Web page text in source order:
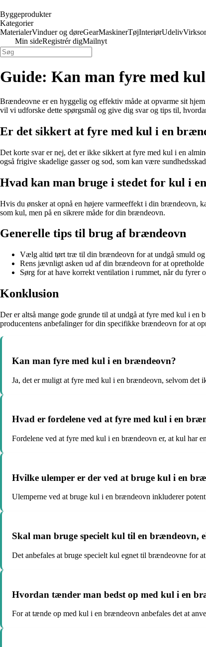
Byggeprodukter
Kategorier
MaterialerVinduer og døreGearMaskinerTøjInteriørUdeliv
Min sideRegistrér digMailnyt
Guide: Kan man fyre med
Brændeovne er en hyggelig og effektiv måde at opvarme sit
vil vi udforske dette spørgsmål og give dig svar og tips til,
Er det sikkert at fyre med kul i en
Det korte svar er nej, det er ikke sikkert at fyre med kul i en
også frigive skadelige gasser og sod, som kan være
Hvad kan man bruge i stedet for kul i
Hvis du ønsker at opnå en højere varmeeffekt i din brændeovn,
som kul, men på en sikrere måde for din brændeovn.
Generelle tips til brug af brændeovn
Vælg altid tørt træ til din brændeovn for at undgå smuld
Rens jævnligt asken ud af din brændeovn for at
Sørg for at have korrekt ventilation i rummet, når du
Konklusion
Der er altså mange gode grunde til at undgå at fyre med kul i
producentens anbefalinger for din specifikke brændeovn for at
Kan man fyre med kul i en brændeovn?
Ja, det er muligt at fyre med kul i en brændeovn, selvom
Hvad er fordelene ved at fyre med kul i en
Fordelene ved at fyre med kul i en brændeovn er, at kul har
Hvilke ulemper er der ved at bruge kul i en
Ulemperne ved at bruge kul i en brændeovn inkluderer
Skal man bruge specielt kul til en
Det anbefales at bruge specielt kul egnet til brændeovne for
Hvordan tænder man bedst op med kul i en
For at tænde op med kul i en brændeovn anbefales det at